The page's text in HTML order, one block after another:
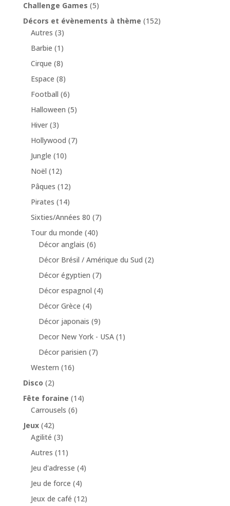
Challenge Games (5)
Décors et évènements à thème (152)
Autres (3)
Barbie (1)
Cirque (8)
Espace (8)
Football (6)
Halloween (5)
Hiver (3)
Hollywood (7)
Jungle (10)
Noël (12)
Pâques (12)
Pirates (14)
Sixties/Années 80 (7)
Tour du monde (40)
Décor anglais (6)
Décor Brésil / Amérique du Sud (2)
Décor égyptien (7)
Décor espagnol (4)
Décor Grèce (4)
Décor japonais (9)
Decor New York - USA (1)
Décor parisien (7)
Western (16)
Disco (2)
Fête foraine (14)
Carrousels (6)
Jeux (42)
Agilité (3)
Autres (11)
Jeu d'adresse (4)
Jeu de force (4)
Jeux de café (12)